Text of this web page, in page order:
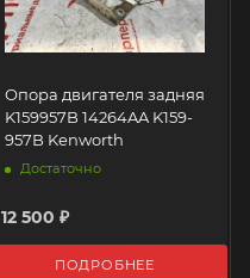
Опора двигателя задняя
K159957B 14264AA K159-
957B Kenworth
Достаточно
12 500 ₽
ПОДРОБНЕЕ